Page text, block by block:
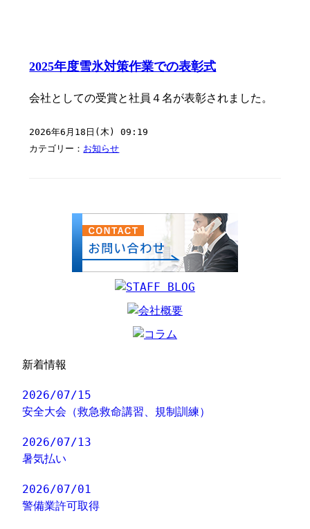
2025年度雪氷対策作業での表彰式
会社としての受賞と社員４名が表彰されました。
2026年6月18日(木) 09:19
カテゴリー： お知らせ
新着情報
2026/07/15
安全大会（救急救命講習、規制訓練）
2026/07/13
暑気払い
2026/07/01
警備業許可取得